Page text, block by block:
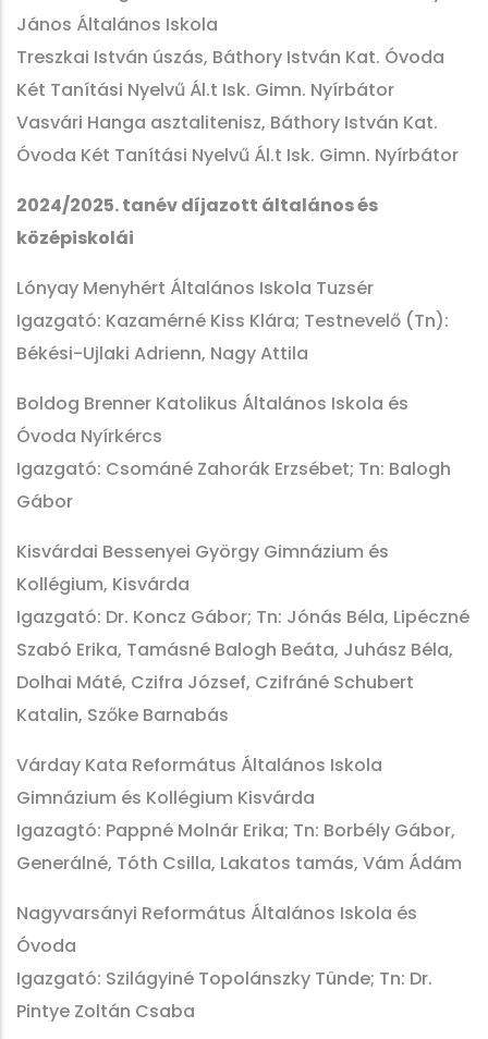
János Általános Iskola
Treszkai István úszás, Báthory István Kat. Óvoda
Két Tanítási Nyelvű Ál.t Isk. Gimn. Nyírbátor
Vasvári Hanga asztalitenisz, Báthory István Kat.
Óvoda Két Tanítási Nyelvű Ál.t Isk. Gimn. Nyírbátor
2024/2025. tanév díjazott általános és
középiskolái
Lónyay Menyhért Általános Iskola Tuzsér
Igazgató: Kazamérné Kiss Klára; Testnevelő (Tn):
Békési-Ujlaki Adrienn, Nagy Attila
Boldog Brenner Katolikus Általános Iskola és
Óvoda Nyírkércs
Igazgató: Csománé Zahorák Erzsébet; Tn: Balogh
Gábor
Kisvárdai Bessenyei György Gimnázium és
Kollégium, Kisvárda
Igazgató: Dr. Koncz Gábor; Tn: Jónás Béla, Lipéczné
Szabó Erika, Tamásné Balogh Beáta, Juhász Béla,
Dolhai Máté, Czifra József, Czifráné Schubert
Katalin, Szőke Barnabás
Várday Kata Református Általános Iskola
Gimnázium és Kollégium Kisvárda
Igazagtó: Pappné Molnár Erika; Tn: Borbély Gábor,
Generálné, Tóth Csilla, Lakatos tamás, Vám Ádám
Nagyvarsányi Református Általános Iskola és
Óvoda
Igazgató: Szilágyiné Topolánszky Tünde; Tn: Dr.
Pintye Zoltán Csaba